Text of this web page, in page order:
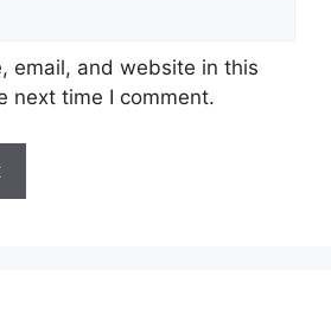
email, and website in this
next time I comment.